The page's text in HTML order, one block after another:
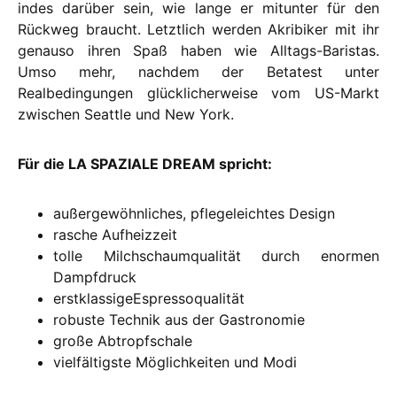
indes darüber sein, wie lange er mitunter für den
Rückweg braucht. Letztlich werden Akribiker mit ihr
genauso ihren Spaß haben wie Alltags-Baristas.
Umso mehr, nachdem der Betatest unter
Realbedingungen glücklicherweise vom US-Markt
zwischen Seattle und New York.
Für die LA SPAZIALE DREAM spricht:
außergewöhnliches, pflegeleichtes Design
rasche Aufheizzeit
tolle Milchschaumqualität durch enormen
Dampfdruck
erstklassigeEspressoqualität
robuste Technik aus der Gastronomie
große Abtropfschale
vielfältigste Möglichkeiten und Modi